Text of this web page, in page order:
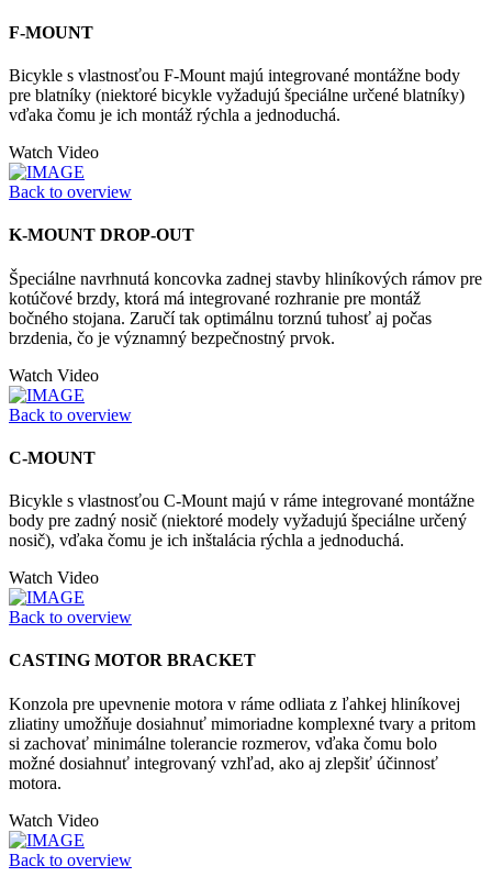
F-MOUNT
Bicykle s vlastnosťou F-Mount majú integrované montážne body
pre blatníky (niektoré bicykle vyžadujú špeciálne určené blatníky)
vďaka čomu je ich montáž rýchla a jednoduchá.
Watch Video
Back to overview
K-MOUNT DROP-OUT
Špeciálne navrhnutá koncovka zadnej stavby hliníkových rámov pre
kotúčové brzdy, ktorá má integrované rozhranie pre montáž
bočného stojana. Zaručí tak optimálnu torznú tuhosť aj počas
brzdenia, čo je významný bezpečnostný prvok.
Watch Video
Back to overview
C-MOUNT
Bicykle s vlastnosťou C-Mount majú v ráme integrované montážne
body pre zadný nosič (niektoré modely vyžadujú špeciálne určený
nosič), vďaka čomu je ich inštalácia rýchla a jednoduchá.
Watch Video
Back to overview
CASTING MOTOR BRACKET
Konzola pre upevnenie motora v ráme odliata z ľahkej hliníkovej
zliatiny umožňuje dosiahnuť mimoriadne komplexné tvary a pritom
si zachovať minimálne tolerancie rozmerov, vďaka čomu bolo
možné dosiahnuť integrovaný vzhľad, ako aj zlepšiť účinnosť
motora.
Watch Video
Back to overview